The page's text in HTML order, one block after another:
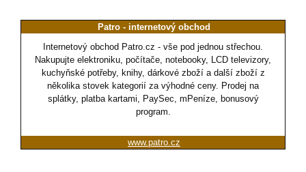
Patro - internetový obchod
Internetový obchod Patro.cz - vše pod jednou střechou.
Nakupujte elektroniku, počítače, notebooky, LCD televizory,
kuchyňské potřeby, knihy, dárkové zboží a další zboží z
několika stovek kategorií za výhodné ceny. Prodej na
splátky, platba kartami, PaySec, mPeníze, bonusový
program.
www.patro.cz